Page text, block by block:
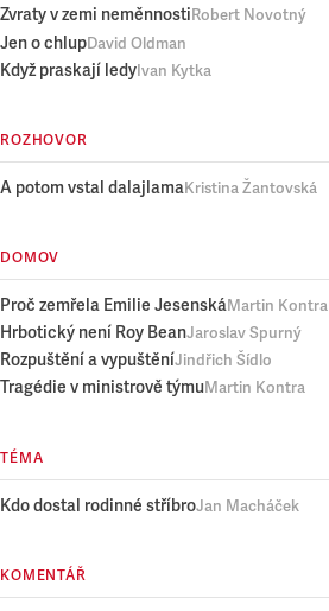
Zvraty v zemi neměnnostiRobert Novotný
Jen o chlupDavid Oldman
Když praskají ledy Ivan Kytka
ROZHOVOR
A potom vstal dalajlamaKristina Žantovská
DOMOV
Proč zemřela Emilie JesenskáMartin Kontra
Hrbotický není Roy BeanJaroslav Spurný
Rozpuštění a vypuštěníJindřich Šídlo
Tragédie v ministrově týmuMartin Kontra
TÉMA
Kdo dostal rodinné stříbroJan Macháček
KOMENTÁŘ